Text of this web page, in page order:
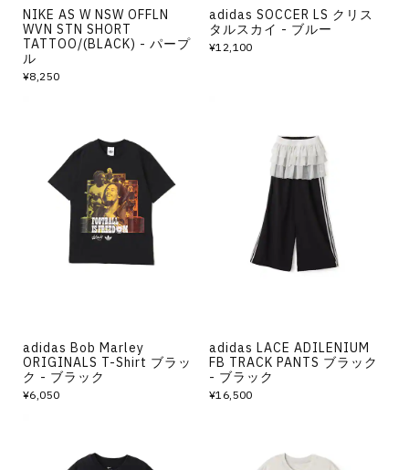
NIKE AS W NSW OFFLN
WVN STN SHORT
TATTOO/(BLACK) - パープ
ル
¥8,250
adidas SOCCER LS クリス
タルスカイ - ブルー
¥12,100
adidas Bob Marley
ORIGINALS T-Shirt ブラッ
ク - ブラック
¥6,050
adidas LACE ADILENIUM
FB TRACK PANTS ブラック
- ブラック
¥16,500